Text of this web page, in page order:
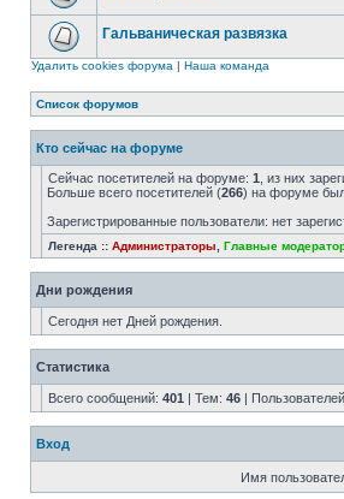
Гальваническая развязка
Удалить cookies форума | Наша команда
Список форумов
Кто сейчас на форуме
Сейчас посетителей на форуме: 1 , из них
Больше всего посетителей (266) на форуме
Зарегистрированные пользователи: нет
Легенда :: Администраторы Главные
Дни рождения
Сегодня нет Дней рождения.
Статистика
Всего сообщений: 401 | Тем: 46 |
Вход
Имя